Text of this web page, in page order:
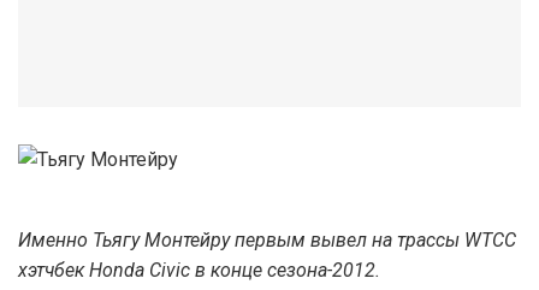
Именно Тьягу Монтейру первым вывел на трассы WTCC
хэтчбек Honda Civic в конце сезона-2012.